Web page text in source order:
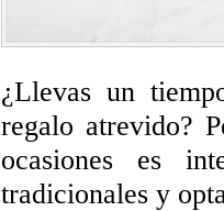
¿Llevas un
regalo atrevido?
ocasiones es
tradicionales y